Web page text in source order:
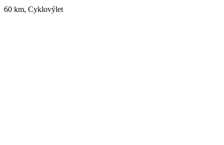
60 km, Cyklovýlet